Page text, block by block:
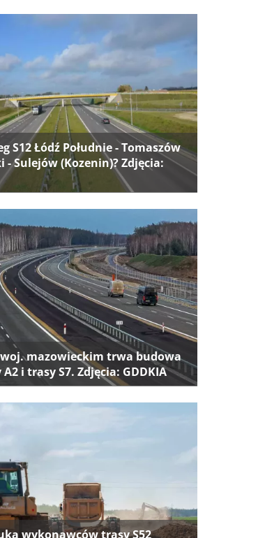
S12 Łódź Południe - Tomaszów
- Sulejów (Kozenin)? Zdjęcia:
mazowieckim trwa budowa
i trasy S7. Zdjęcia: GDDKIA
wykonawców trasy S52